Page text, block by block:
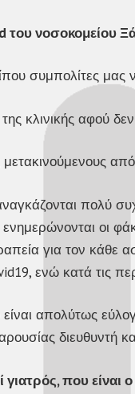
του νοσοκομείου
συμπολίτες μας
κλινικής αφού
πολύ
οι
για τον κάθε
ενώ κατά τις
απολύτως
διευθυντή
γιατρός, που είναι